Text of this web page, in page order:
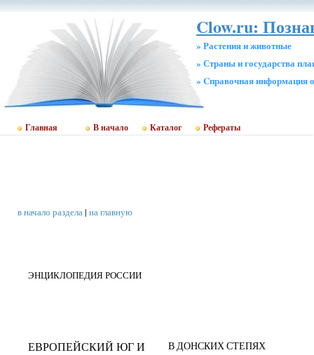
Clow.ru:
» Растения и животные
» Страны и государства
» Cправочная информация
Главная В начало Каталог Рефераты
в начало раздела| на главную
ЭНЦИКЛОПЕДИЯ РОССИИ
ЕВРОПЕЙСКИЙ ЮГ И
В ДОНСКИХ СТЕПЯХ